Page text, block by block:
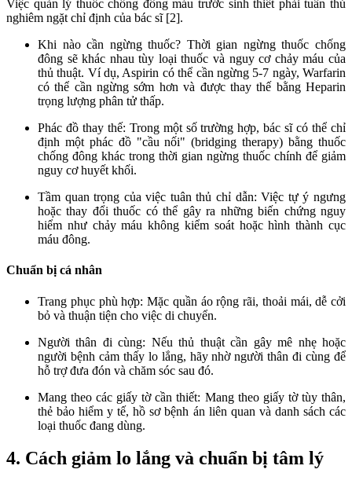
Việc quản lý thuốc chống đông máu trước sinh thiết phải tuân thủ
nghiêm ngặt chỉ định của bác sĩ [2].
Khi nào cần ngừng thuốc? Thời gian ngừng thuốc chống
đông sẽ khác nhau tùy loại thuốc và nguy cơ chảy máu của
thủ thuật. Ví dụ, Aspirin có thể cần ngừng 5-7 ngày, Warfarin
có thể cần ngừng sớm hơn và được thay thế bằng Heparin
trọng lượng phân tử thấp.
Phác đồ thay thế: Trong một số trường hợp, bác sĩ có thể chỉ
định một phác đồ "cầu nối" (bridging therapy) bằng thuốc
chống đông khác trong thời gian ngừng thuốc chính để giảm
nguy cơ huyết khối.
Tầm quan trọng của việc tuân thủ chỉ dẫn: Việc tự ý ngưng
hoặc thay đổi thuốc có thể gây ra những biến chứng nguy
hiểm như chảy máu không kiểm soát hoặc hình thành cục
máu đông.
Chuẩn bị cá nhân
Trang phục phù hợp: Mặc quần áo rộng rãi, thoải mái, dễ cởi
bỏ và thuận tiện cho việc di chuyển.
Người thân đi cùng: Nếu thủ thuật cần gây mê nhẹ hoặc
người bệnh cảm thấy lo lắng, hãy nhờ người thân đi cùng để
hỗ trợ đưa đón và chăm sóc sau đó.
Mang theo các giấy tờ cần thiết: Mang theo giấy tờ tùy thân,
thẻ bảo hiểm y tế, hồ sơ bệnh án liên quan và danh sách các
loại thuốc đang dùng.
4. Cách giảm lo lắng và chuẩn bị tâm lý